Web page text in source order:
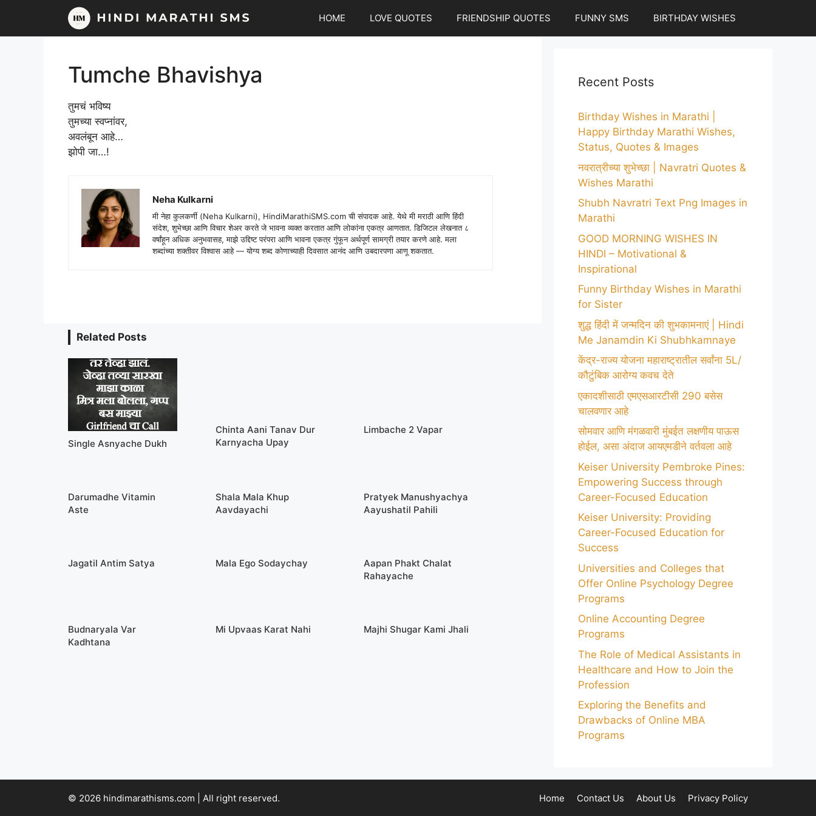
content
HOME LOVE QUOTES FRIENDSHIP QUOTES FUNNY SMS BIRTHDAY WISHES
Tumche Bhavishya
तुमचं भविष्य
तुमच्या स्वप्नांवर,
अवलंबून आहे…
झोपी जा…!
Neha Kulkarni
मी नेहा कुलकर्णी (Neha Kulkarni), HindiMarathiSMS.com ची संपादक आहे. येथे मी मराठी आणि हिंदी
संदेश, शुभेच्छा आणि विचार शेअर करते जे भावना व्यक्त करतात आणि लोकांना एकत्र आणतात. डिजिटल लेखनात ८
वर्षांहून अधिक अनुभवासह, माझे उद्दिष्ट परंपरा आणि भावना एकत्र गुंफून अर्थपूर्ण सामग्री तयार करणे आहे. मला
शब्दांच्या शक्तीवर विश्वास आहे — योग्य शब्द कोणाच्याही दिवसात आनंद आणि उबदारपणा आणू शकतात.
Related Posts
Single Asnyache Dukh
Chinta Aani Tanav Dur
Karnyacha Upay
Limbache 2 Vapar
Darumadhe Vitamin
Aste
Shala Mala Khup
Aavdayachi
Pratyek Manushyachya
Aayushatil Pahili
Jagatil Antim Satya Mala Ego Sodaychay
Aapan Phakt Chalat
Rahayache
Budnaryala Var
Kadhtana
Mi Upvaas Karat Nahi Majhi Shugar Kami Jhali
Recent Posts
Birthday Wishes in Marathi |
Happy Birthday Marathi Wishes,
Status, Quotes & Images
नवरात्रीच्या शुभेच्छा | Navratri Quotes &
Wishes Marathi
Shubh Navratri Text Png Images in
Marathi
GOOD MORNING WISHES IN
HINDI – Motivational &
Inspirational
Funny Birthday Wishes in Marathi
for Sister
शुद्ध हिंदी में जन्मदिन की शुभकामनाएं | Hindi
Me Janamdin Ki Shubhkamnaye
केंद्र-राज्य योजना महाराष्ट्रातील सर्वांना 5L/
कौटुंबिक आरोग्य कवच देते
एकादशीसाठी एमएसआरटीसी 290 बसेस
चालवणार आहे
सोमवार आणि मंगळवारी मुंबईत लक्षणीय पाऊस
होईल, असा अंदाज आयएमडीने वर्तवला आहे
Keiser University Pembroke Pines:
Empowering Success through
Career-Focused Education
Keiser University: Providing
Career-Focused Education for
Success
Universities and Colleges that
Offer Online Psychology Degree
Programs
Online Accounting Degree
Programs
The Role of Medical Assistants in
Healthcare and How to Join the
Profession
Exploring the Benefits and
Drawbacks of Online MBA
Programs
Home Contact Us About Us Privacy Policy
© 2026 hindimarathisms.com | All right reserved.